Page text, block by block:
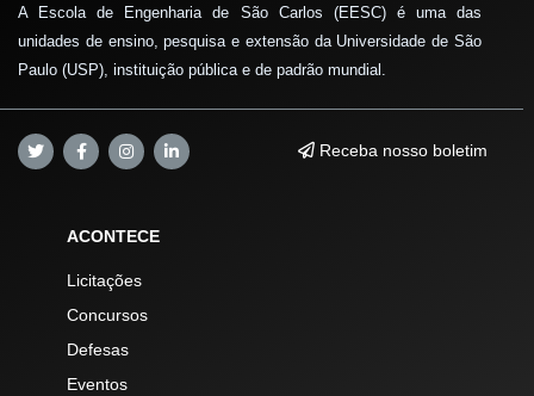
A Escola de Engenharia de São Carlos (EESC) é uma das
unidades de ensino, pesquisa e extensão da Universidade de São
Paulo (USP), instituição pública e de padrão mundial.
Receba nosso boletim
ACONTECE
Licitações
Concursos
Defesas
Eventos